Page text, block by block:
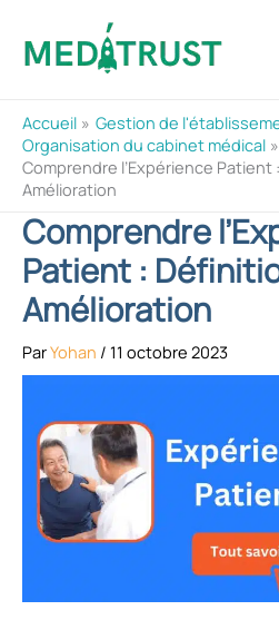
contenu
Accueil
Gestion de
Organisation du cabinet médical
Comprendre l’Expérience
Amélioration
Comprendre
Patient :
Amélioration
ParYohan / 11 octobre 2023